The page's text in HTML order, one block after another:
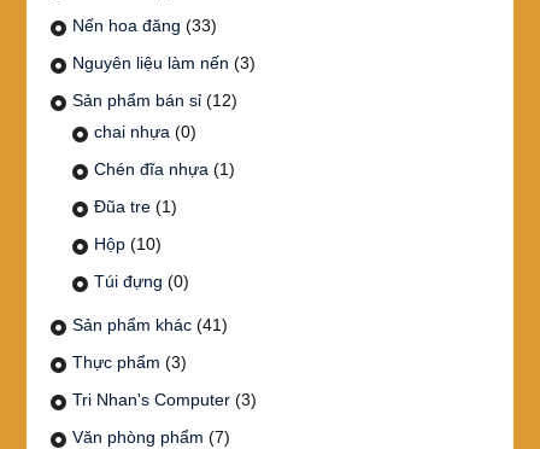
Nến hoa đăng (33)
Nguyên liệu làm nến (3)
Sản phẩm bán sỉ (12)
chai nhựa (0)
Chén đĩa nhựa (1)
Đũa tre (1)
Hộp (10)
Túi đựng (0)
Sản phẩm khác (41)
Thực phẩm (3)
Tri Nhan's Computer (3)
Văn phòng phẩm (7)